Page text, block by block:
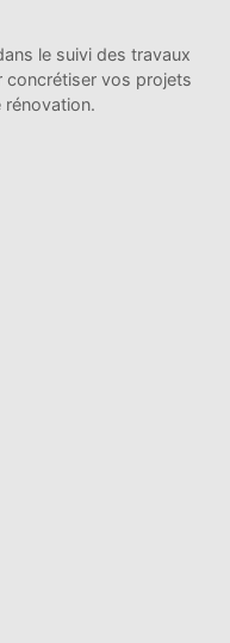
le suivi des travaux
vos projets